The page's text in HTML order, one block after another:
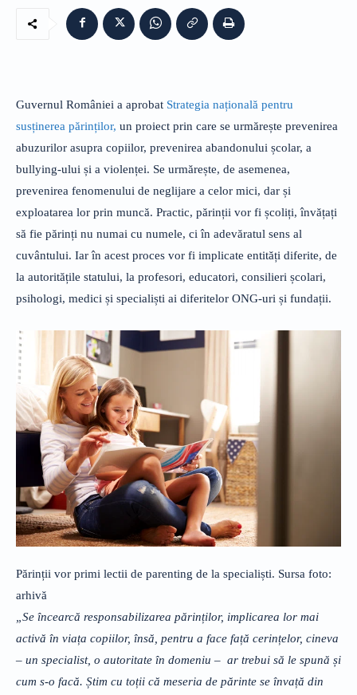
Guvernul României a aprobat Strategia națională pentru
susținerea părinților, un proiect prin care se urmărește prevenirea
abuzurilor asupra copiilor, prevenirea abandonului școlar, a
bullying-ului și a violenței. Se urmărește, de asemenea,
prevenirea fenomenului de neglijare a celor mici, dar și
exploatarea lor prin muncă. Practic, părinții vor fi școliți, învățați
să fie părinți nu numai cu numele, ci în adevăratul sens al
cuvântului. Iar în acest proces vor fi implicate entități diferite, de
la autoritățile statului, la profesori, educatori, consilieri școlari,
psihologi, medici și specialiști ai diferitelor ONG-uri și fundații.
Părinții vor primi lectii de parenting de la specialiști. Sursa foto:
arhivă
„Se încearcă responsabilizarea părinților, implicarea lor mai
activă în viața copiilor, însă, pentru a face față cerințelor, cineva
– un specialist, o autoritate în domeniu – ar trebui să le spună și
cum s-o facă. Știm cu toții că meseria de părinte se învață din